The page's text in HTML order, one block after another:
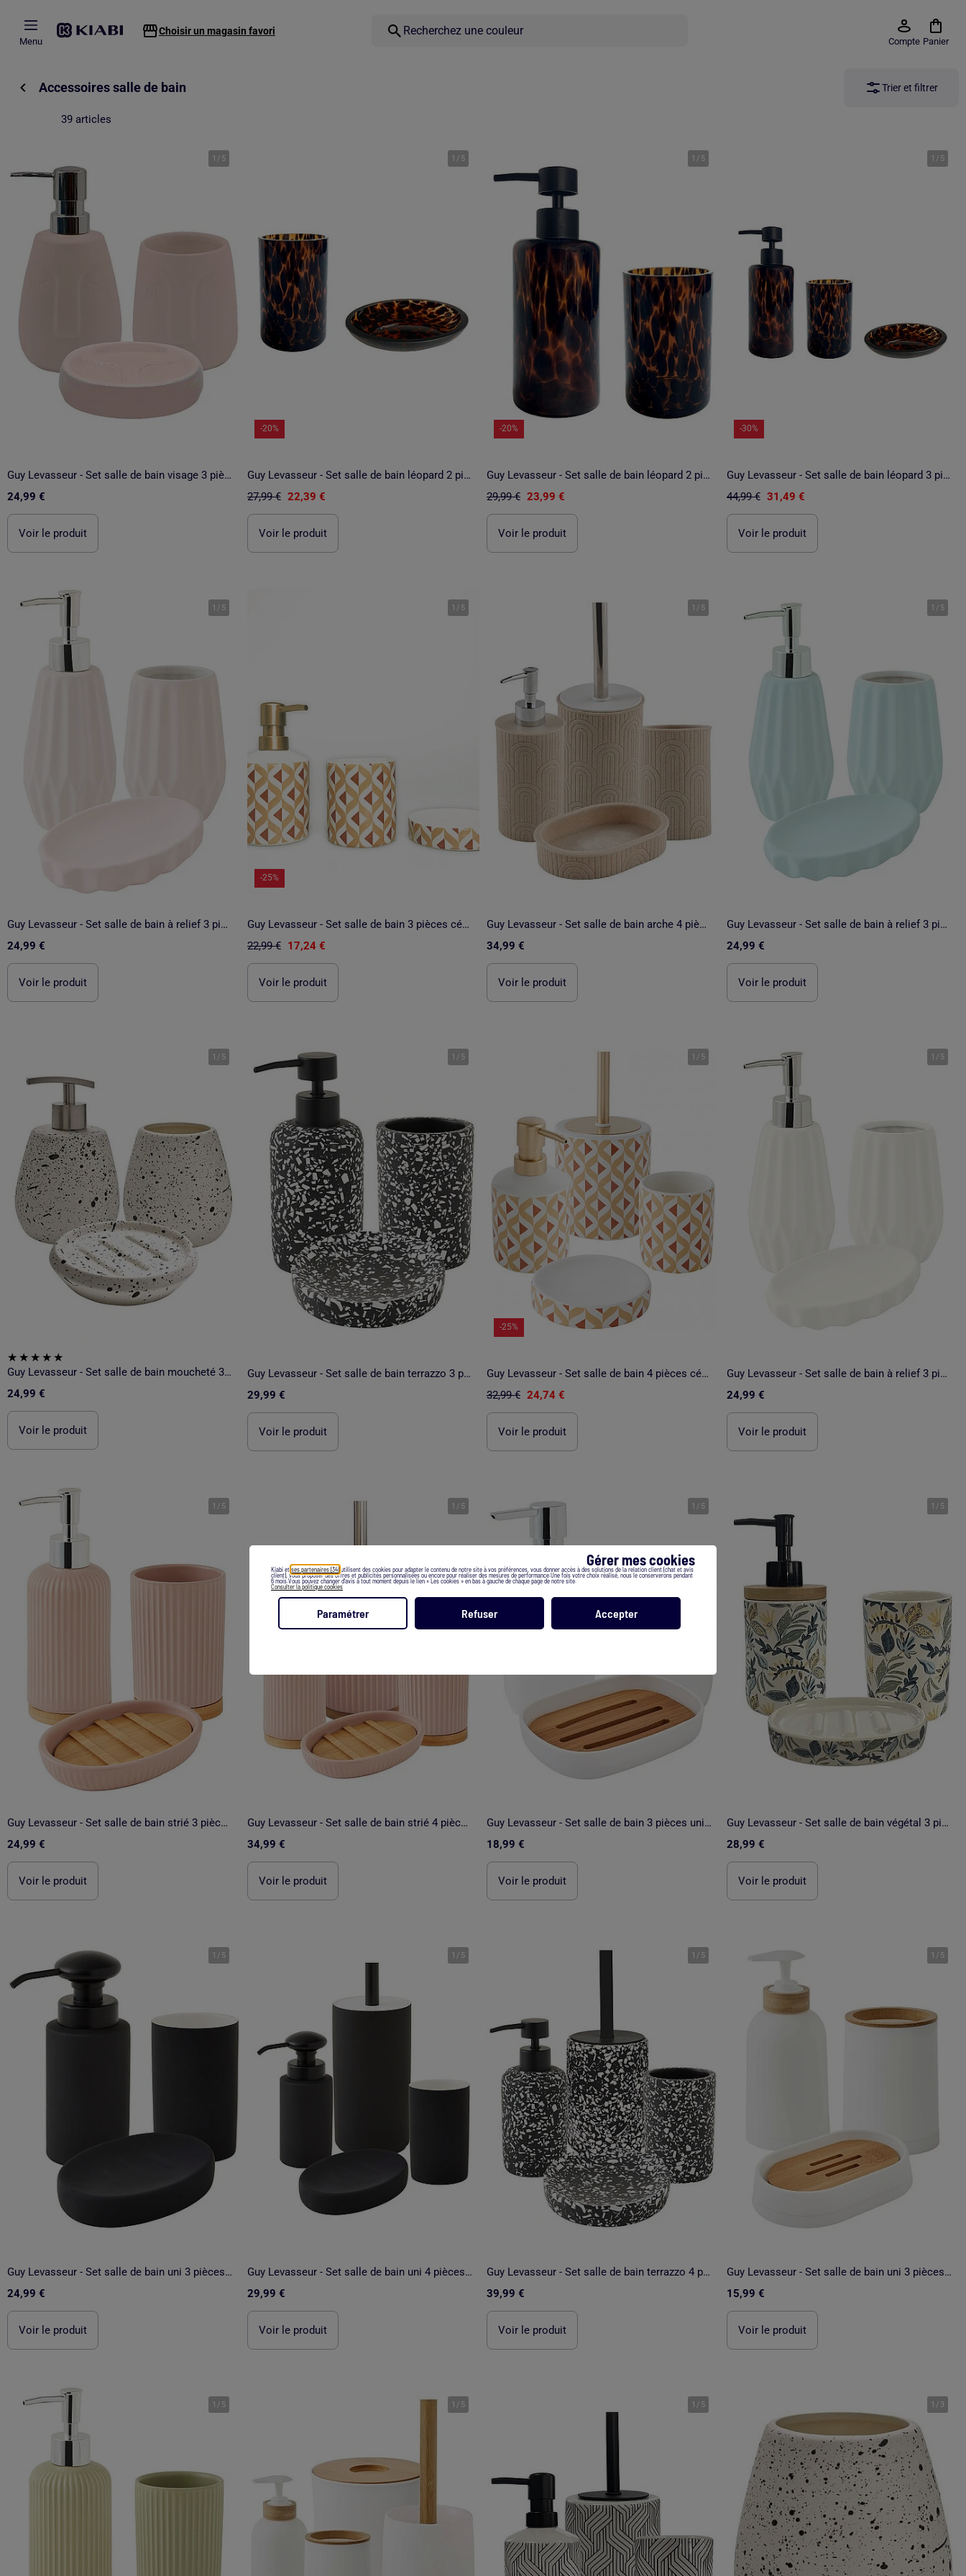
Gérer mes cookies
Kiabi et ses partenaires (34) utilisent des cookies pour adapter le contenu de notre site à vos préférences, vous donner accès à des solutions de la relation client (chat et avis
client), vous proposer des offres et publicités personnalisées ou encore pour réaliser des mesures de performance.Une fois votre choix réalisé, nous le conserverons pendant
6 mois.Vous pouvez changer d’avis à tout moment depuis le lien « Les cookies » en bas à gauche de chaque page de notre site.
Consulter la politique cookies
Paramétrer Refuser Accepter
Menu
Choisir un magasin favori
Compte Panier
Accessoires salle de bain Trier et filtrer
39 articles
1 / 5
Guy Levasseur - Set salle de bain visage 3 pièces céramique
24,99 €
Voir le produit
1 / 5
-20%
Guy Levasseur - Set salle de bain léopard 2 pièces porte-savon
27,99 € 22,39 €
Voir le produit
1 / 5
-20%
Guy Levasseur - Set salle de bain léopard 2 pièces distributeur
29,99 € 23,99 €
Voir le produit
1 / 5
-30%
Guy Levasseur - Set salle de bain léopard 3 pièces verre
44,99 € 31,49 €
Voir le produit
1 / 5
Guy Levasseur - Set salle de bain à relief 3 pièces céramique
24,99 €
Voir le produit
1 / 5
-25%
Guy Levasseur - Set salle de bain 3 pièces céramique
22,99 € 17,24 €
Voir le produit
1 / 5
Guy Levasseur - Set salle de bain arche 4 pièces polyrésine
34,99 €
Voir le produit
1 / 5
Guy Levasseur - Set salle de bain à relief 3 pièces céramique
24,99 €
Voir le produit
1 / 5
Guy Levasseur - Set salle de bain moucheté 3 pièces céramique
24,99 €
Voir le produit
1 / 5
Guy Levasseur - Set salle de bain terrazzo 3 pièces polyrésine
29,99 €
Voir le produit
1 / 5
-25%
Guy Levasseur - Set salle de bain 4 pièces céramique
32,99 € 24,74 €
Voir le produit
1 / 5
Guy Levasseur - Set salle de bain à relief 3 pièces céramique
24,99 €
Voir le produit
1 / 5
Guy Levasseur - Set salle de bain strié 3 pièces céramique bambou
24,99 €
Voir le produit
1 / 5
Guy Levasseur - Set salle de bain strié 4 pièces céramique bambou
34,99 €
Voir le produit
1 / 5
Guy Levasseur - Set salle de bain 3 pièces uni en bambou
18,99 €
Voir le produit
1 / 5
Guy Levasseur - Set salle de bain végétal 3 pièces céramique
28,99 €
Voir le produit
1 / 5
Guy Levasseur - Set salle de bain uni 3 pièces céramique
24,99 €
Voir le produit
1 / 5
Guy Levasseur - Set salle de bain uni 4 pièces céramique
29,99 €
Voir le produit
1 / 5
Guy Levasseur - Set salle de bain terrazzo 4 pièces polyrésine
39,99 €
Voir le produit
1 / 5
Guy Levasseur - Set salle de bain uni 3 pièces en bambou
15,99 €
Voir le produit
1 / 5 1 / 5 1 / 5 1 / 3